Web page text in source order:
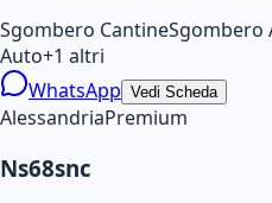
Sgombero CantineSgombero
Auto+1 altri
WhatsApp Vedi Scheda
AlessandriaPremium
Ns68snc